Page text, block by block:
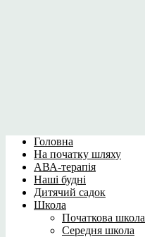
Головна
На початку шляху
АВА-терапія
Наші будні
Дитячий садок
Школа
Початкова школа
Середня школа